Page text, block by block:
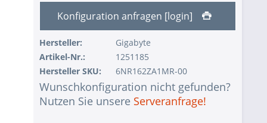
1 Stk.
ohne Eingabegerät
1 Stk.
ohne Konfiguration IPMI Interface
1 Stk.
ohne RAID-Konfiguration
1 Stk.
ohne Vorinstallation des
Konfiguration anfragen [login]
Hersteller:
Gigabyte
Artikel-Nr.:
1251185
Hersteller SKU:
6NR162ZA1MR-00
Wunschkonfiguration nicht gefunden?
Nutzen Sie unsere Serveranfrage!